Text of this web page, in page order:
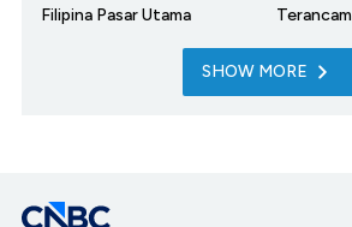
Filipina Pasar Utama
Terancam
SHOW MORE